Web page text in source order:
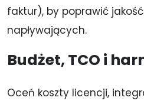
faktur), by poprawić
napływających.
Budżet, TCO i
Oceń koszty licencji,